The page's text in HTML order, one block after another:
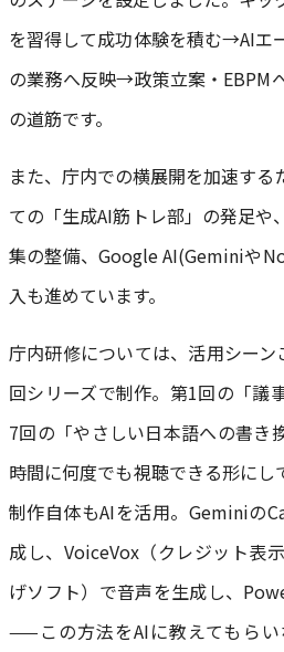
を習得して成功体験を積む→AIエ
の業務へ反映→政策立案・EBPM
の道筋です。
また、庁内での横展開を加速する
ての「生成AI筋トレ部」の発足や
集の整備、Google AI(Geminiや
入も進めています。
庁内研修については、活用シー
回シリーズで制作。第1回の「議
7回の「やさしい日本語への書き
時間に何度でも視聴できる形にし
制作自体もAIを活用。Geminiの
成し、VoiceVox（クレジット表
げソフト）で音声を生成し、
——この方法をAIに教えてもら